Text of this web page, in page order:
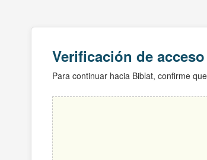
Verificación de acceso
Para continuar hacia Biblat, confirme